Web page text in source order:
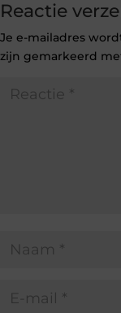
Reactie
Je e-mailadres
zijn gemarkeerd